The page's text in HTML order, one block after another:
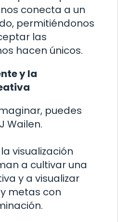
conecta a un
permitiéndonos
las
hacen únicos.
y la
puedes
Wailen.
visualización
a cultivar una
y a visualizar
metas con